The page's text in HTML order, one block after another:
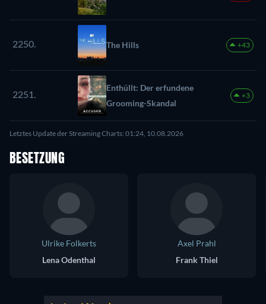
2250. The Hills +43
2251.
Enthüllt: Der erfundene
Grooming-Skandal
+3
Letztes Update der Streaming Charts: 01:24, 10.08.2026
BESETZUNG
Ulrike Folkerts
Lena Odenthal
Axel Prahl
Frank Thiel